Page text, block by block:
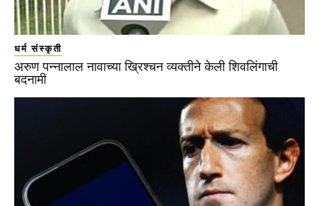
धर्म संस्कृती
अरुण पन्नालाल नावाच्या ख्रिश्चन व्यक्तीने केली शिवलिंगाची
बदनामी